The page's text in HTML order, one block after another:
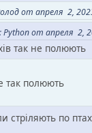
от апреля 2,
от апреля 2,
так не полюють
так полюють
стріляють по